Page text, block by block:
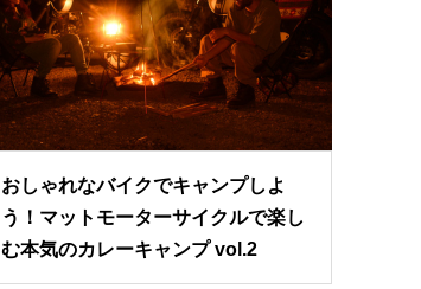
おしゃれなバイクでキャンプしよ
う！マットモーターサイクルで楽し
む本気のカレーキャンプ vol.2